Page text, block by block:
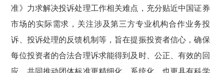
准》力求解决投诉处理工作相关难点，充分贴近中国证券
市场的实际需求，关注涉及第三方专业机构合作业务投
诉、投诉处理的反馈机制等，旨在提振投资者信心，确保
每位投资者的合法合理诉求能得到及时、公正、有效的回
应，共同推动团体标准更精细化、系统化，也更具有科学